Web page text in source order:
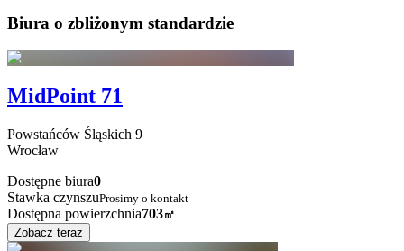
Biura o zbliżonym standardzie
MidPoint 71
Powstańców Śląskich 9
Wrocław
Dostępne biura0
Stawka czynszuProsimy o kontakt
Dostępna powierzchnia703㎡
Zobacz teraz